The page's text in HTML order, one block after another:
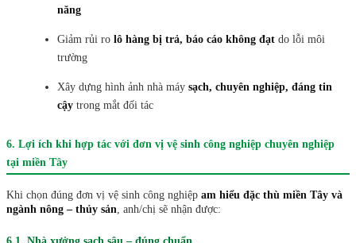
năng
Giảm rủi ro lô hàng bị trả, báo cáo không đạt do lỗi môi
trường
Xây dựng hình ảnh nhà máy sạch, chuyên nghiệp, đáng tin
cậy trong mắt đối tác
6. Lợi ích khi hợp tác với đơn vị vệ sinh công nghiệp chuyên nghiệp
tại miền Tây
Khi chọn đúng đơn vị vệ sinh công nghiệp am hiểu đặc thù miền Tây và
ngành nông – thủy sản, anh/chị sẽ nhận được: